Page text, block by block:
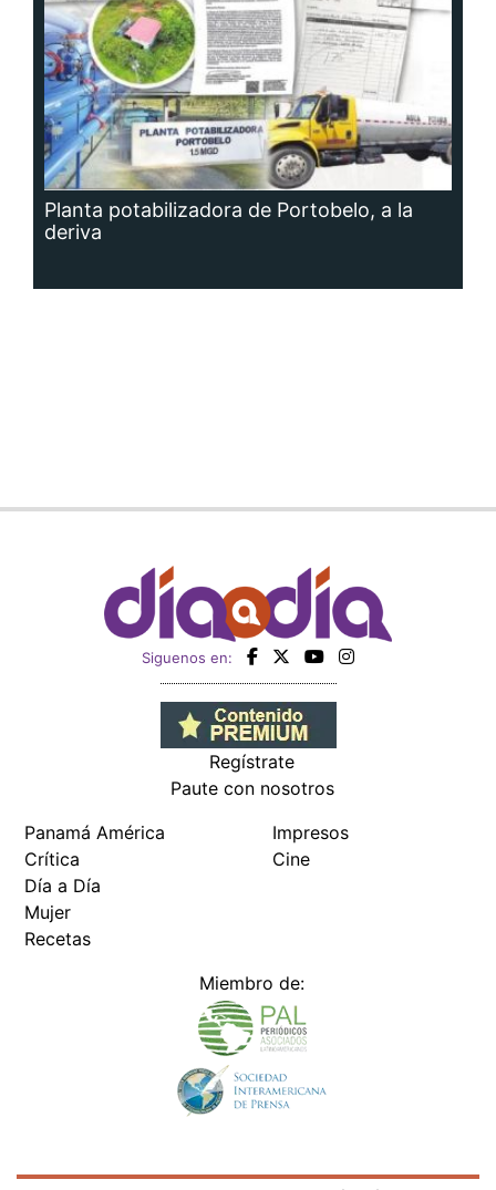
Planta potabilizadora de Portobelo, a la
deriva
Siguenos en:
Regístrate
Paute con nosotros
Panamá América
Crítica
Día a Día
Mujer
Recetas
Impresos
Cine
Miembro de: